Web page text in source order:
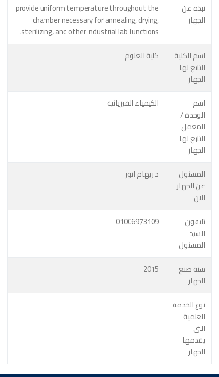
نبذه عن
الجهاز
provide uniform temperature throughout the
chamber necessary for annealing, drying,
sterilizing, and other industrial lab functions.
اسم الكلية
التابع لها
الجهاز
كلية العلوم
اسم
الوحدة /
المعمل
التابع لها
الجهاز
الكيمياء الفيزيائية
المسئول
عن الجهاز
الآن
د ريهام انور
تليفون
السيد
المسئول
01006973109
سنة صنع
الجهاز
2015
نوع الخدمة
العلمية
التى
يقدمها
الجهاز